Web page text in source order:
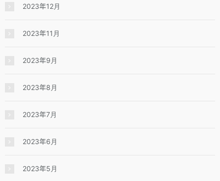
2023年12月
2023年11月
2023年9月
2023年8月
2023年7月
2023年6月
2023年5月